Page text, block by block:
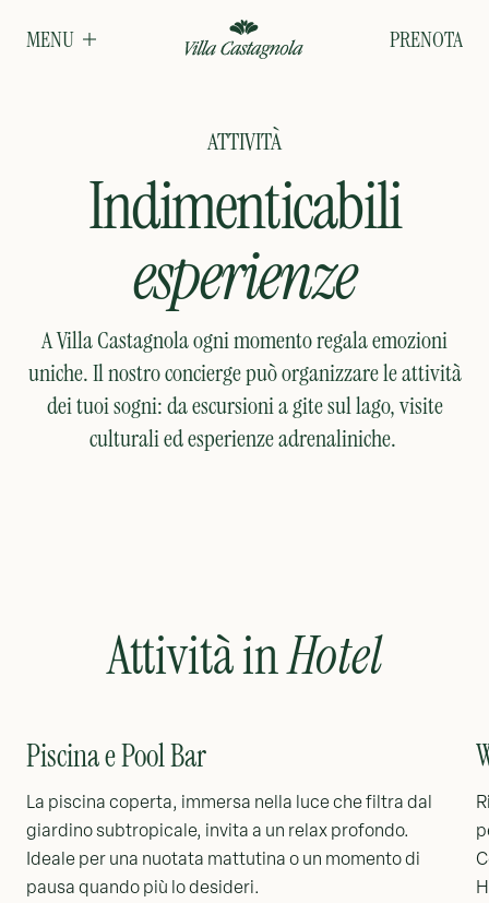
MENU PRENOTA
ATTIVITÀ
Indimenticabili
esperienze
A Villa Castagnola ogni momento regala emozioni
uniche. Il nostro concierge può organizzare le attività
dei tuoi sogni: da escursioni a gite sul lago, visite
culturali ed esperienze adrenaliniche.
Attività inHotel
Piscina e Pool Bar
La piscina coperta, immersa nella luce che filtra dal
giardino subtropicale, invita a un relax profondo.
Ideale per una nuotata mattutina o un momento di
pausa quando più lo desideri.